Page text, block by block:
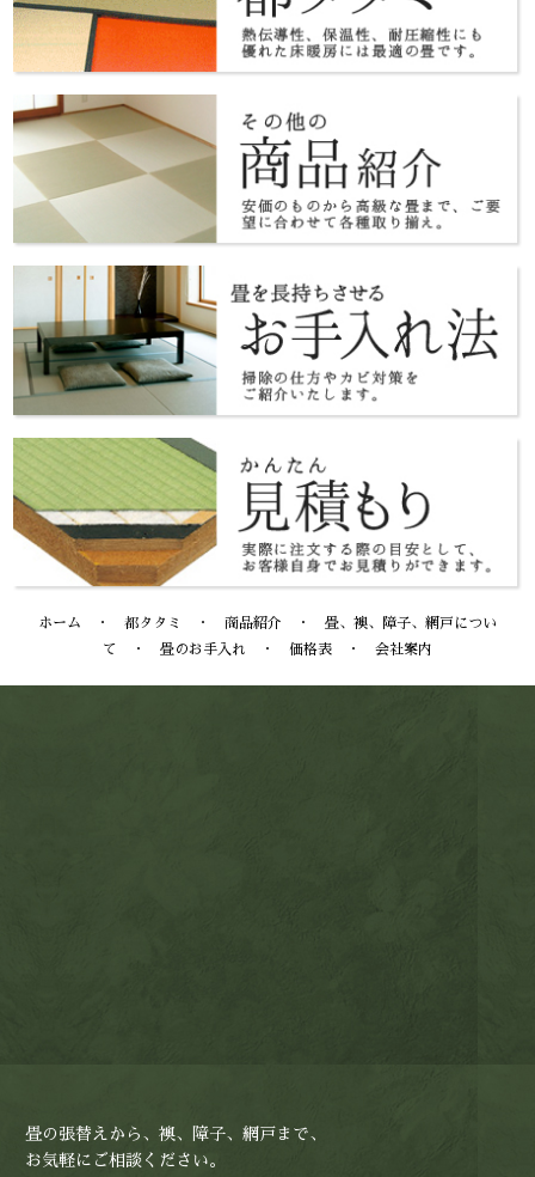
ホーム ・ 都タタミ ・ 商品紹介 ・ 畳、襖、障子、網戸につい
て ・ 畳のお手入れ ・ 価格表 ・ 会社案内
畳の張替えから、襖、障子、網戸まで、
お気軽にご相談ください。